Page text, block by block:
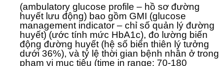
(ambulatory glucose profile – hồ sơ đường
huyết lưu động) bao gồm GMI (glucose
management indicator – chỉ số quản lý đường
huyết) (ước tính mức HbA1c), đo lường biến
động đường huyết (hệ số biến thiên lý tưởng
dưới 36%), và tỷ lệ thời gian bệnh nhân ở trong
phạm vi mục tiêu (time in range: 70-180